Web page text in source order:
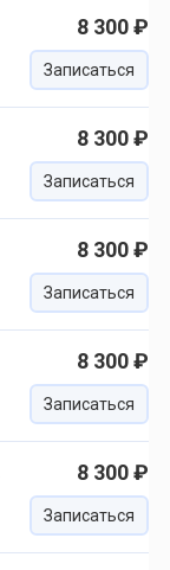
8 300 ₽
Записаться
8 300 ₽
Записаться
8 300 ₽
Записаться
8 300 ₽
Записаться
8 300 ₽
Записаться